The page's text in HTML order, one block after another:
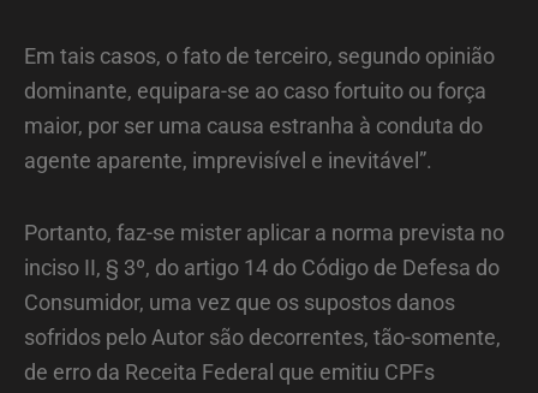
Em tais casos, o fato de terceiro, segundo opinião
dominante, equipara-se ao caso fortuito ou força
maior, por ser uma causa estranha à conduta do
agente aparente, imprevisível e inevitável”.
Portanto, faz-se mister aplicar a norma prevista no
inciso II, § 3º, do artigo 14 do Código de Defesa do
Consumidor, uma vez que os supostos danos
sofridos pelo Autor são decorrentes, tão-somente,
de erro da Receita Federal que emitiu CPFs